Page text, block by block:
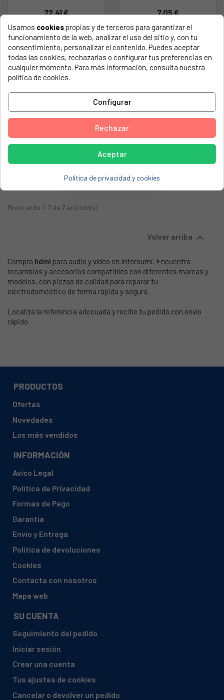
72,41 €
7,05 €
Cable HDMI 1.4 M. M. 10
Mts Alta Calidad Sin
Filtros C210-10ZiL
AGOTADO
Mostrando 1-7 de 7 artículo(s)
Volver arriba 
Compra hdmi para audio y vídeo en Intersumi. Encuentra
recambios y accesorios compatibles con diferentes marcas y
modelos, con piezas de calidad para reparar tu
electrodoméstico de forma rápida y segura.
Localiza la referencia adecuada y recibe tu pedido con envío
rápido.
PRODUCTOS
Ofertas
Novedades
Los más vendidos
INFORMACIÓN
Aviso Legal
Política de Privacidad
Formas de Pago
Garantía
Envío y Entrega
Política de devoluciones
Cookies
Contacta con nosotros
Mapa web
SU CUENTA
Seguimiento del pedido
Iniciar sesión
Crear una cuenta
Tus ajustes de cookies
Cancelar o devolver un pedido
Usamos cookiespropias y de terceros para garantizar el
funcionamiento de la web, analizar el uso del sitio y, con tu
consentimiento, personalizar el contenido. Puedes aceptar
todas las cookies, rechazarlas o configurar tus preferencias en
cualquier momento. Para más información, consulta nuestra
política de cookies.
Configurar
Rechazar
Aceptar
Política de privacidad y cookies